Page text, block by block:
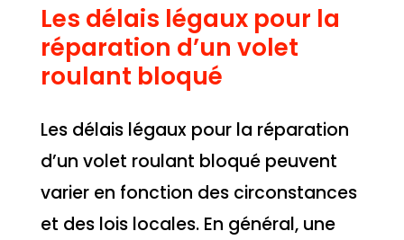
Les délais légaux pour la
réparation d’un volet
roulant bloqué
Les délais légaux pour la réparation
d’un volet roulant bloqué peuvent
varier en fonction des circonstances
et des lois locales. En général, une